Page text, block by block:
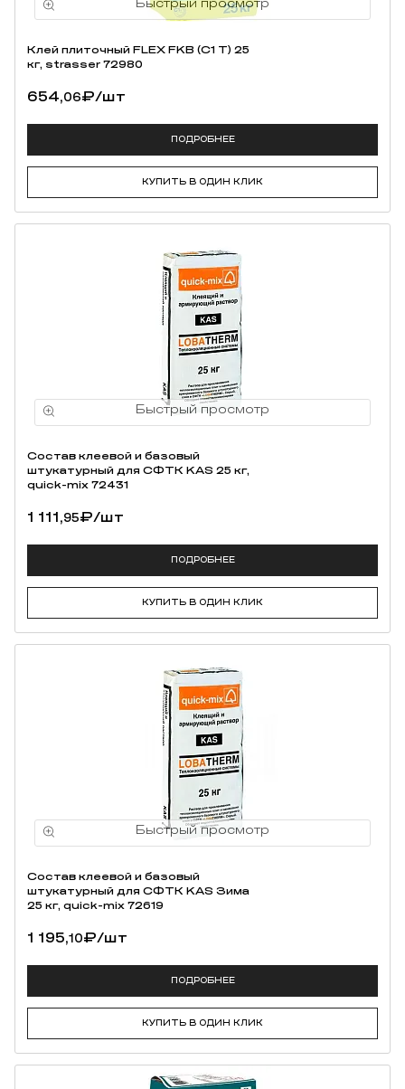
Клей плиточный FLEX FKB (C1 T) 25
кг, strasser 72980
654,06₽/шт
ПОДРОБНЕЕ
КУПИТЬ В ОДИН КЛИК
Состав клеевой и базовый
штукатурный для СФТК KAS 25 кг,
quick-mix 72431
1 111,95₽/шт
ПОДРОБНЕЕ
КУПИТЬ В ОДИН КЛИК
Состав клеевой и базовый
штукатурный для СФТК KAS Зима
25 кг, quick-mix 72619
1 195,10₽/шт
ПОДРОБНЕЕ
КУПИТЬ В ОДИН КЛИК